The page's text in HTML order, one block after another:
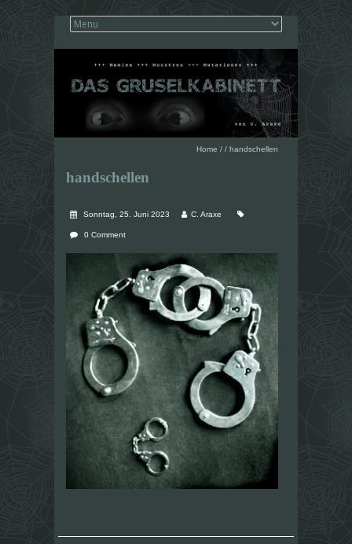
Home / / handschellen
handschellen
Sonntag, 25. Juni 2023 C. Araxe
0 Comment